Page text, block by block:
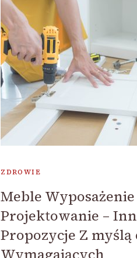
ZDROWIE
Meble
Projektowanie –
Propozycje Z myślą